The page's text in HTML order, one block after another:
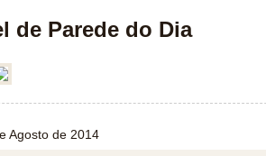
de Parede do Dia
Agosto de 2014